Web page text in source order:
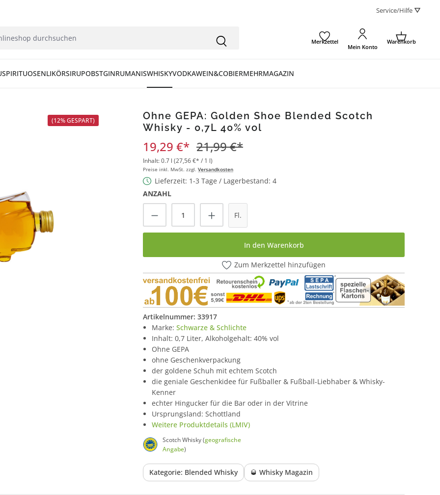
Service/Hilfe ⛛
Merkzettel
Mein Konto
Warenkorb
SPIRITUOSENLIKÖRSIRUPOBSTGINRUMANISWHISKYVODKAWEIN&COBIERMEHRMAGAZIN
(12% GESPART)
Ohne GEPA: Golden Shoe Blended Scotch
Whisky - 0,7L 40% vol
19,29 €* 21,99 €*
Inhalt:0.7 l (27,56 €* / 1 l)
Preise inkl. MwSt. zzgl. Versandkosten
Lieferzeit: 1-3 Tage / Lagerbestand: 4
ANZAHL
Produkt Anzahl: Gib den gewünschten Wert ein
Fl.
In den Warenkorb
Zum Merkzettel hinzufügen
Artikelnummer: 33917
Marke: Schwarze & Schlichte
Inhalt: 0,7 Liter, Alkoholgehalt: 40% vol
Ohne GEPA
ohne Geschenkverpackung
der goldene Schuh mit echtem Scotch
die geniale Geschenkidee für Fußballer & Fußball-Liebhaber & Whisky-
Kenner
echter Hingucker für die Bar oder in der Vitrine
Ursprungsland: Schottland
Weitere Produktdetails (LMIV)
Scotch Whisky (geografische
Angabe)
Kategorie: Blended Whisky 🥃 Whisky Magazin